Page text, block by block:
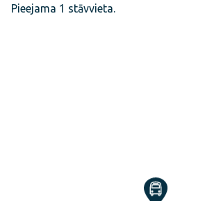
Pieejama 1 stāvvieta.